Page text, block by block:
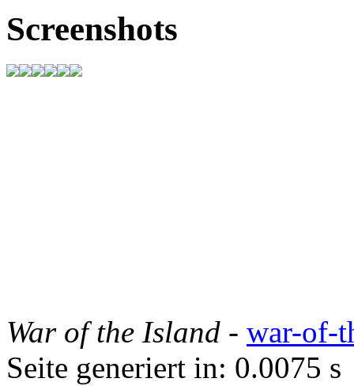
Screenshots
War of the Island - war-of-
Seite generiert in: 0.0075 s